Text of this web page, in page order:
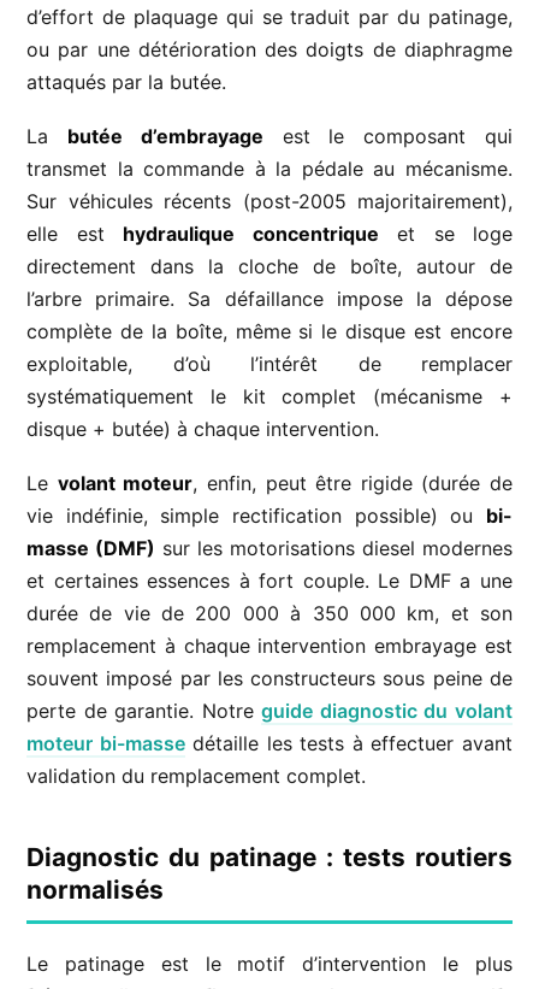
d’effort de plaquage qui se traduit par du patinage,
ou par une détérioration des doigts de diaphragme
attaqués par la butée.
La butée d’embrayage est le composant qui
transmet la commande à la pédale au mécanisme.
Sur véhicules récents (post-2005 majoritairement),
elle est hydraulique concentrique et se loge
directement dans la cloche de boîte, autour de
l’arbre primaire. Sa défaillance impose la dépose
complète de la boîte, même si le disque est encore
exploitable, d’où l’intérêt de remplacer
systématiquement le kit complet (mécanisme +
disque + butée) à chaque intervention.
Le volant moteur, enfin, peut être rigide (durée de
vie indéfinie, simple rectification possible) ou bi-
masse (DMF) sur les motorisations diesel modernes
et certaines essences à fort couple. Le DMF a une
durée de vie de 200 000 à 350 000 km, et son
remplacement à chaque intervention embrayage est
souvent imposé par les constructeurs sous peine de
perte de garantie. Notreguide diagnostic du volant
moteur bi-massedétaille les tests à effectuer avant
validation du remplacement complet.
Diagnostic du patinage : tests routiers
normalisés
Le patinage est le motif d’intervention le plus